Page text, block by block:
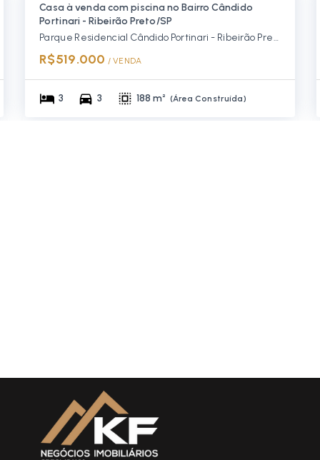
Casa à venda com piscina no Bairro Cândido
Portinari - Ribeirão Preto/SP
Parque Residencial Cândido Portinari - Ribeirão Preto/SP, Zona Leste
R$519.000 / VENDA
3 3 188 m² (Área Construída)